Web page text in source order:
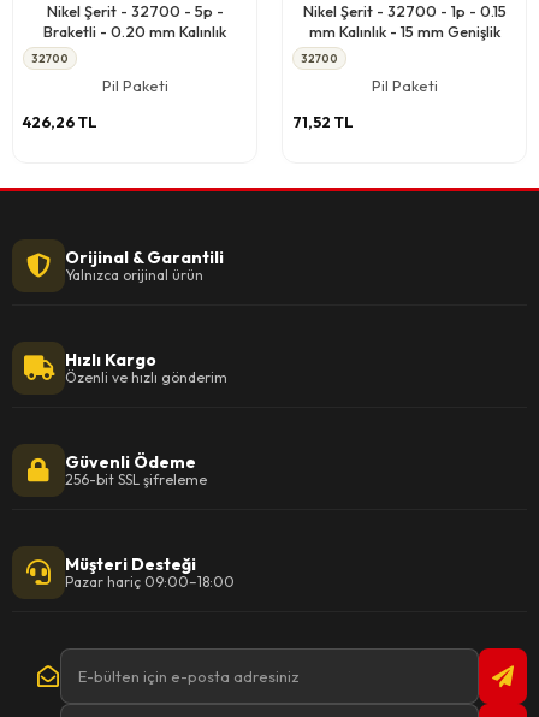
Nikel Şerit - 32700 - 5p -
Braketli - 0.20 mm Kalınlık
32700
Pil Paketi
426,26 TL
Nikel Şerit - 32700 - 1p - 0.15
mm Kalınlık - 15 mm Genişlik
32700
Pil Paketi
71,52 TL
Orijinal & Garantili
Yalnızca orijinal ürün
Hızlı Kargo
Özenli ve hızlı gönderim
Güvenli Ödeme
256-bit SSL şifreleme
Müşteri Desteği
Pazar hariç 09:00–18:00